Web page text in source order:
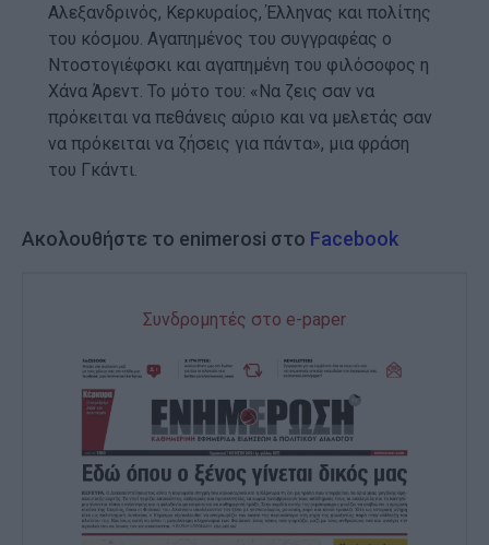
Αλεξανδρινός, Κερκυραίος, Έλληνας και πολίτης
του κόσμου. Αγαπημένος του συγγραφέας ο
Ντοστογιέφσκι και αγαπημένη του φιλόσοφος η
Χάνα Άρεντ. Το μότο του: «Να ζεις σαν να
πρόκειται να πεθάνεις αύριο και να μελετάς σαν
να πρόκειται να ζήσεις για πάντα», μια φράση
του Γκάντι.
Ακολουθήστε το enimerosi στο Facebook
Συνδρομητές στο e-paper